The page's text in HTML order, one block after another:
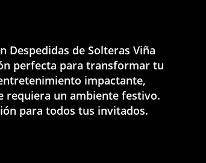
Despedidas de Solteras Viña
perfecta para transformar tu
impactante,
requiera un ambiente festivo.
para todos tus invitados.